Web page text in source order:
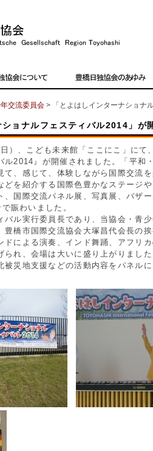
交流委員会 > 「とよはしインターナショナ
ョナルフェスティバル2014」が
、こども未来館「ここにこ」にて
ル2014』が開催されました。「平和
て、感じて、体験しながら国際交流
どを紹介する国際色豊かなステージ
、国際交流パネル展、写真展、バザ
賑わいました。
ル実行委員長であり、当協会・青少
豊橋市国際交流協会大塚昌代会長の
ドによる演奏、インド舞踊、アフリ
られ、会場は大いに盛り上がりまし
被災地支援などの活動内容をパネル